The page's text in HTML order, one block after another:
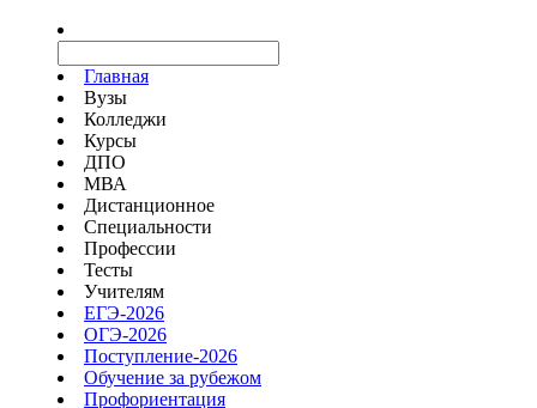
Главная
Вузы
Колледжи
Курсы
ДПО
МВА
Дистанционное
Специальности
Профессии
Тесты
Учителям
ЕГЭ-2026
ОГЭ-2026
Поступление-2026
Обучение за рубежом
Профориентация